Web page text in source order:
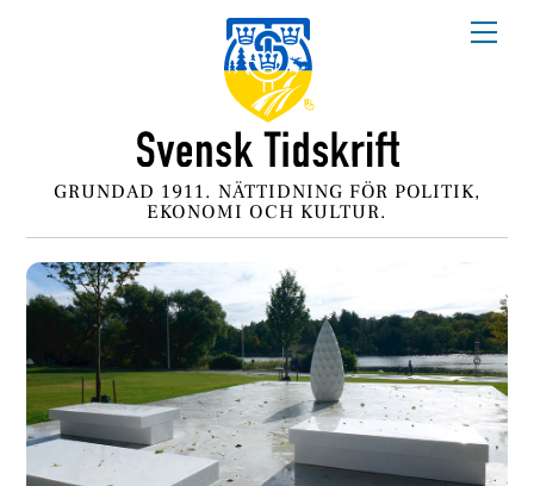
GRUNDAD 1911. NÄTTIDNING FÖR POLITIK,
EKONOMI OCH KULTUR.